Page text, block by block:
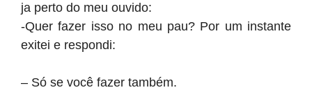
ja perto do meu ouvido:
-Quer fazer isso no meu pau? Por um instante
exitei e respondi:
– Só se você fazer também.